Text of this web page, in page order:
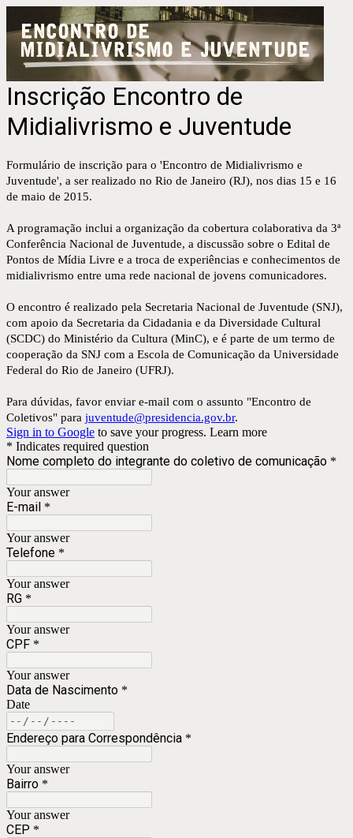
Inscrição Encontro de
Midialivrismo e Juventude
Formulário de inscrição para o 'Encontro de Midialivrismo e
Juventude', a ser realizado no Rio de Janeiro (RJ), nos dias 15 e 16
de maio de 2015.
A programação inclui a organização da cobertura colaborativa da 3ª
Conferência Nacional de Juventude, a discussão sobre o Edital de
Pontos de Mídia Livre e a troca de experiências e conhecimentos de
midialivrismo entre uma rede nacional de jovens comunicadores.
O encontro é realizado pela Secretaria Nacional de Juventude (SNJ),
com apoio da Secretaria da Cidadania e da Diversidade Cultural
(SCDC) do Ministério da Cultura (MinC), e é parte de um termo de
cooperação da SNJ com a Escola de Comunicação da Universidade
Federal do Rio de Janeiro (UFRJ).
Para dúvidas, favor enviar e-mail com o assunto "Encontro de
Coletivos" para juventude@presidencia.gov.br.
Sign in to Google to save your progress. Learn more
* Indicates required question
Nome completo do integrante do coletivo de comunicação *
Your answer
E-mail *
Your answer
Telefone *
Your answer
RG *
Your answer
CPF *
Your answer
Data de Nascimento *
Date
Endereço para Correspondência *
Your answer
Bairro *
Your answer
CEP *